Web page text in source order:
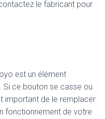
le fabricant pour
est un élément
ce bouton se casse ou
important de le remplacer
fonctionnement de votre